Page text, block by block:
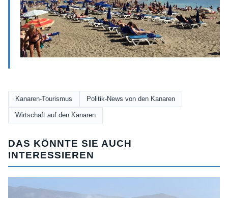
Kanaren-Tourismus Politik-News von den Kanaren
Wirtschaft auf den Kanaren
DAS KÖNNTE SIE AUCH
INTERESSIEREN